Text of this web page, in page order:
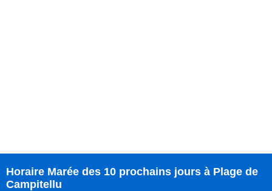
Horaire Marée des 10 prochains jours à Plage de
Campitellu